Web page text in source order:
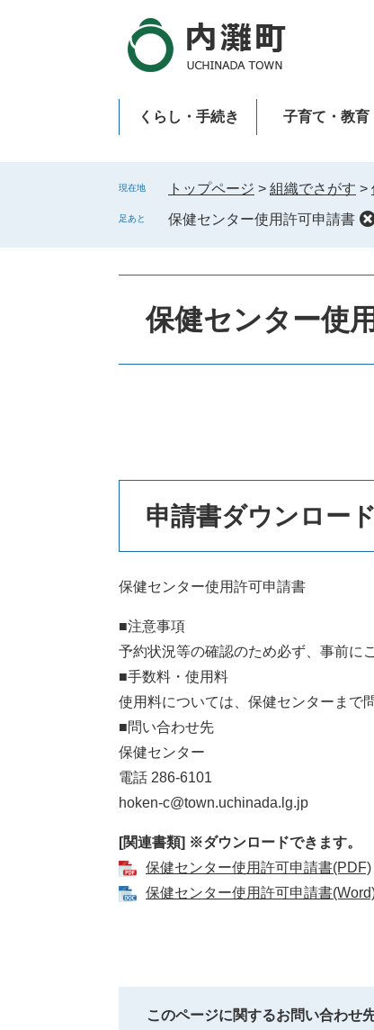
す
し
へ
くらし・手続き 子育て・教育
現在地 トップページ > 組織でさがす >
足あと 保健センター使用許可申請書
保健センター使
申請書ダウンロー
保健センター使用許可申請書
■注意事項
予約状況等の確認のため必ず、事前に
■手数料・使用料
使用料については、保健センターまで
■問い合わせ先
保健センター
電話 286-6101
hoken-c@town.uchinada.lg.jp
[関連書類] ※ダウンロードできます。
保健センター使用許可申請書(PDF)
保健センター使用許可申請書
このページに関するお問い合わせ